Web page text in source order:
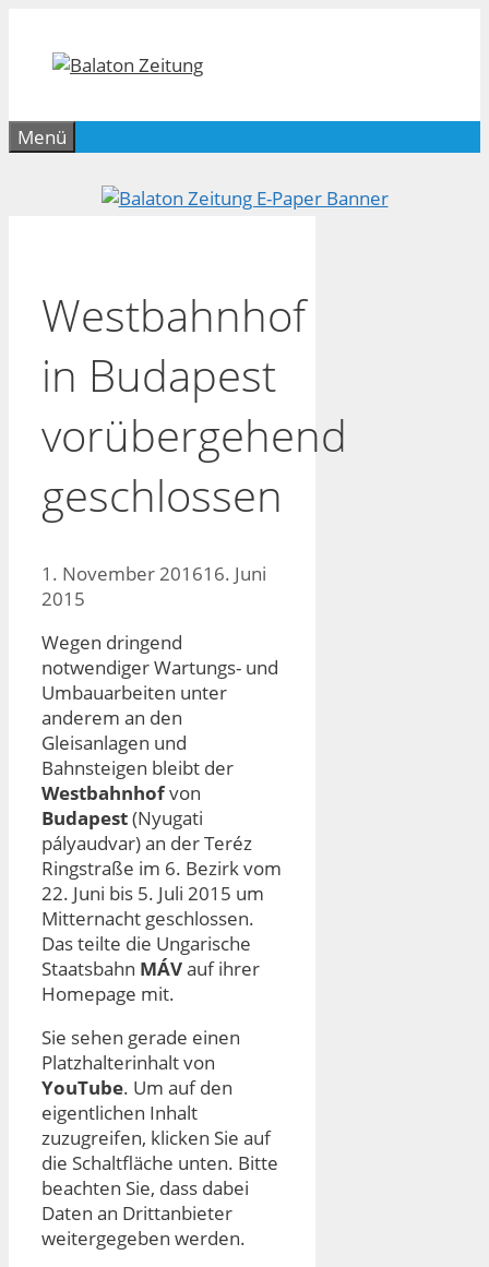
springen
Menü
Westbahnhof
in Budapest
vorübergehend
geschlossen
1. November 201616. Juni
2015
Wegen dringend
notwendiger Wartungs- und
Umbauarbeiten unter
anderem an den
Gleisanlagen und
Bahnsteigen bleibt der
Westbahnhofvon
Budapest(Nyugati
pályaudvar) an der Teréz
Ringstraße im 6. Bezirk vom
22. Juni bis 5. Juli 2015 um
Mitternacht geschlossen.
Das teilte die Ungarische
Staatsbahn MÁVauf ihrer
Homepage mit.
Sie sehen gerade einen
Platzhalterinhalt von
YouTube. Um auf den
eigentlichen Inhalt
zuzugreifen, klicken Sie auf
die Schaltfläche unten. Bitte
beachten Sie, dass dabei
Daten an Drittanbieter
weitergegeben werden.